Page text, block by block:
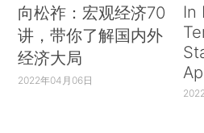
向松祚：宏观经济70
讲，带你了解国内外
经济大局
2022年04月06日
In